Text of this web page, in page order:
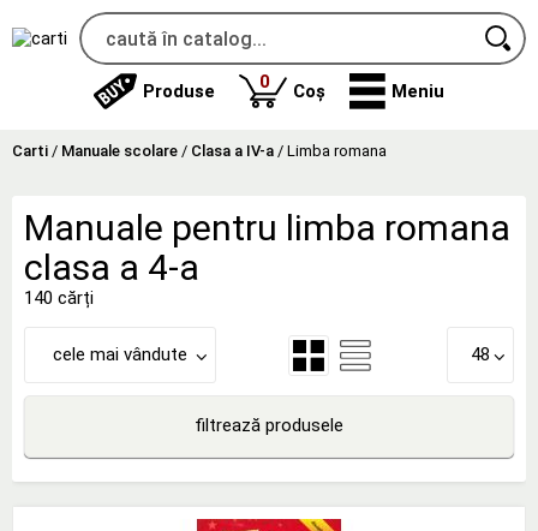
Produse 0produse
Coș Meniu
Carti / Manuale scolare / Clasa a IV-a / Limba romana
Manuale pentru limba romana
clasa a 4-a
140 cărți
cele mai vândute 48
filtrează produsele